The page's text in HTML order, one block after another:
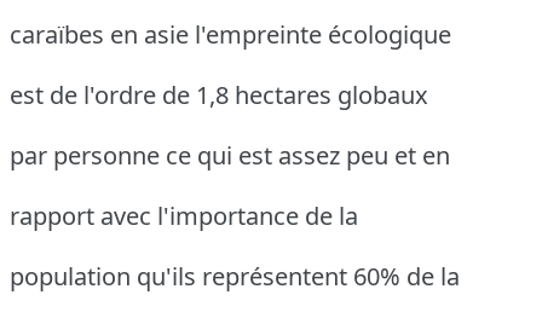
caraïbes en asie l'empreinte écologique
est de l'ordre de 1,8 hectares globaux
par personne ce qui est assez peu et en
rapport avec l'importance de la
population qu'ils représentent 60% de la